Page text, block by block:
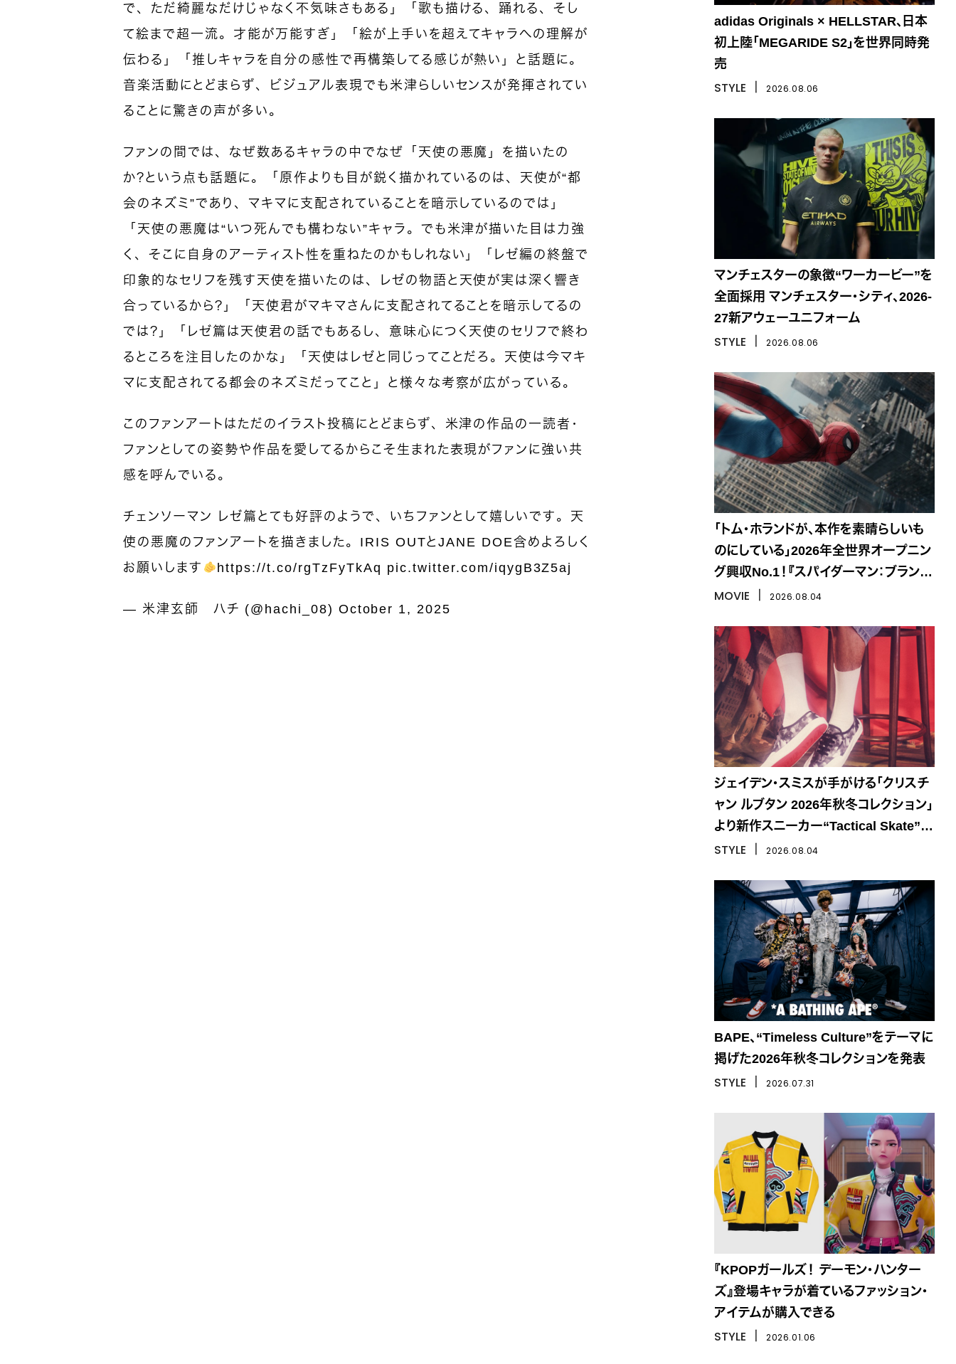
で、ただ綺麗なだけじゃなく不気味さもある」「歌も描ける、踊れる、そし
て絵まで超一流。才能が万能すぎ」「絵が上手いを超えてキャラへの理解が
伝わる」「推しキャラを自分の感性で再構築してる感じが熱い」と話題に。
音楽活動にとどまらず、ビジュアル表現でも米津らしいセンスが発揮されてい
ることに驚きの声が多い。
ファンの間では、なぜ数あるキャラの中でなぜ「天使の悪魔」を描いたの
か？という点も話題に。「原作よりも目が鋭く描かれているのは、天使が“都
会のネズミ”であり、マキマに支配されていることを暗示しているのでは」
「天使の悪魔は“いつ死んでも構わない”キャラ。でも米津が描いた目は力強
く、そこに自身のアーティスト性を重ねたのかもしれない」「レゼ編の終盤で
印象的なセリフを残す天使を描いたのは、レゼの物語と天使が実は深く響き
合っているから？」「天使君がマキマさんに支配されてることを暗示してるの
では？」「レゼ篇は天使君の話でもあるし、意味心につく天使のセリフで終わ
るところを注目したのかな」「天使はレゼと同じってことだろ。天使は今マキ
マに支配されてる都会のネズミだってこと」と様々な考察が広がっている。
このファンアートはただのイラスト投稿にとどまらず、米津の作品の一読者・
ファンとしての姿勢や作品を愛してるからこそ生まれた表現がファンに強い共
感を呼んでいる。
チェンソーマン レゼ篇とても好評のようで、いちファンとして嬉しいです。天
使の悪魔のファンアートを描きました。IRIS OUTとJANE DOE含めよろしく
お願いします
https://t.co/rgTzFyTkAq pic.twitter.com/iqygB3Z5aj
— 米津玄師 ハチ (@hachi_08) October 1, 2025
adidas Originals × HELLSTAR、日本
初上陸「MEGARIDE S2」を世界同時発
売
STYLE 2026.08.06
マンチェスターの象徴“ワーカービー”を
全面採用 マンチェスター・シティ、2026-
27新アウェーユニフォーム
STYLE 2026.08.06
「トム・ホランドが、本作を素晴らしいも
のにしている」2026年全世界オープニン
グ興収No.1！『スパイダーマン：ブラン
ド・ニュー・デイ』
MOVIE 2026.08.04
ジェイデン・スミスが手がける「クリスチ
ャン ルブタン 2026年秋冬コレクション」
より新作スニーカー“Tactical Skate”が
登場
STYLE 2026.08.04
BAPE、“Timeless Culture”をテーマに
掲げた2026年秋冬コレクションを発表
STYLE 2026.07.31
『KPOPガールズ！ デーモン・ハンター
ズ』登場キャラが着ているファッション・
アイテムが購入できる
STYLE 2026.01.06